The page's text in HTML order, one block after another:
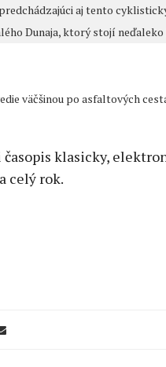
aj tento
Dunaja, ktorý stojí neďaleko
väčšinou po asfaltových
časopis klasicky,
celý rok.